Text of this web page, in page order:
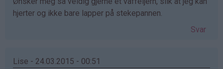
hjerter og ikke bare lapper på stekepannen.
Svar
Lise - 24.03.2015 - 00:51